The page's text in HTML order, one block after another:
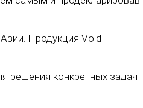
Продукция Void
решения конкретных задач